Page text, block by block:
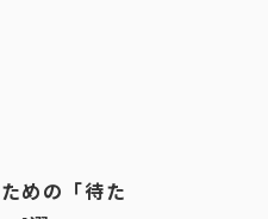
めの「待た